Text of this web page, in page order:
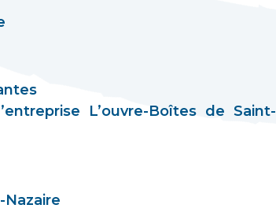
L’ouvre-Boîtes de Saint-